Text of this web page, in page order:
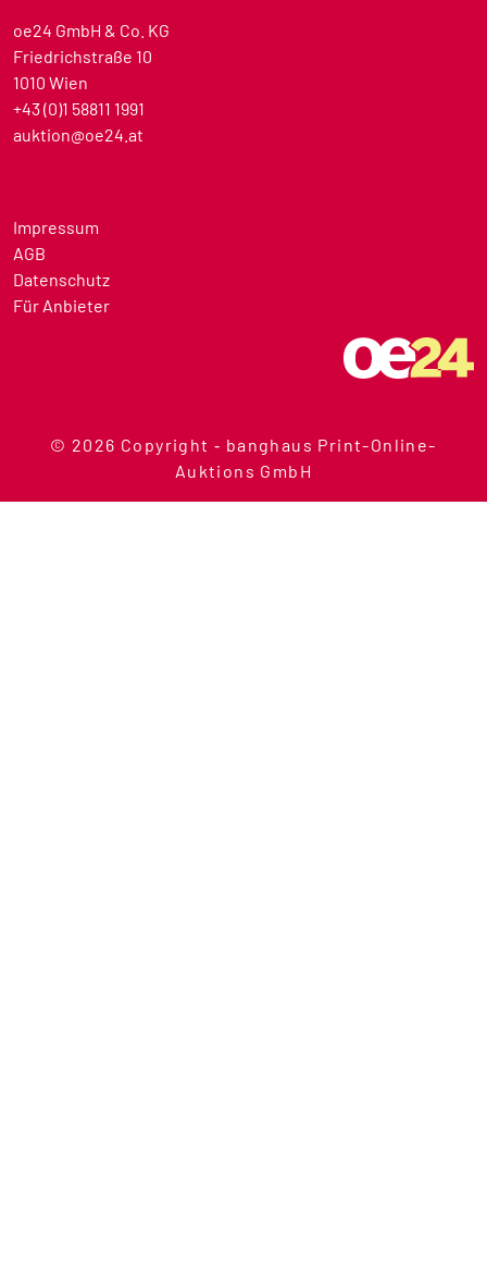
oe24 GmbH & Co. KG
Friedrichstraße 10
1010 Wien
+43 (0)1 58811 1991
auktion@oe24.at
Impressum
AGB
Datenschutz
Für Anbieter
© 2026 Copyright ‐ banghaus Print-Online-
Auktions GmbH